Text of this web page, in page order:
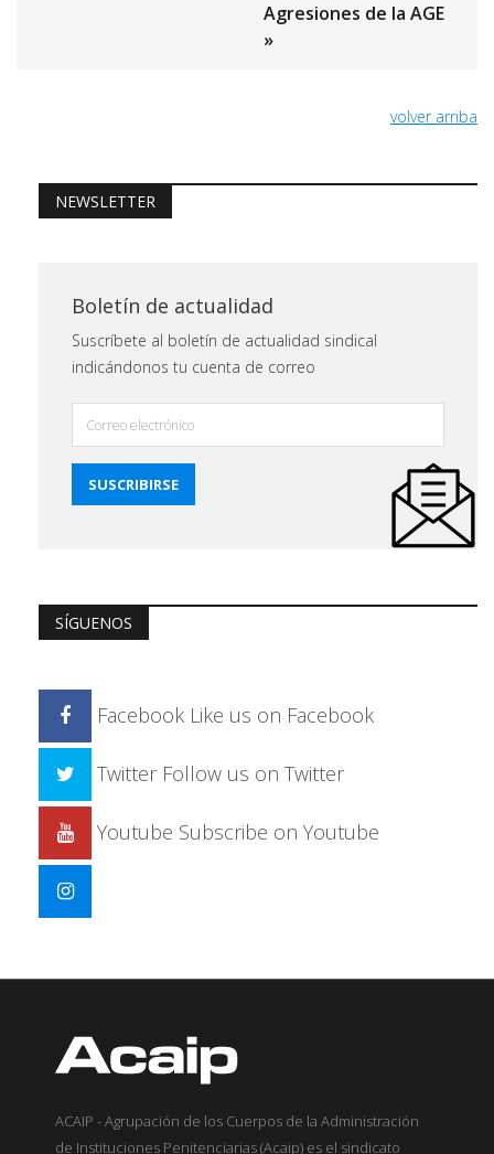
Agresiones de la AGE
»
volver arriba
NEWSLETTER
Boletín de actualidad
Suscríbete al boletín de actualidad sindical
indicándonos tu cuenta de correo
SÍGUENOS
Facebook Like us on Facebook
Twitter Follow us on Twitter
Youtube Subscribe on Youtube
ACAIP - Agrupación de los Cuerpos de la Administración
de Instituciones Penitenciarias (Acaip) es el sindicato